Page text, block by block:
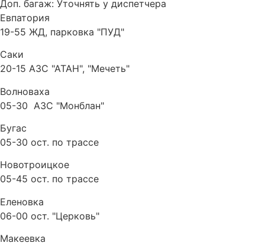
Доп. багаж: Уточнять у диспетчера
Евпатория
19-55 ЖД, парковка "ПУД"
Саки
20-15 АЗС "АТАН", "Мечеть"
Волноваха
05-30 АЗС "Монблан"
Бугас
05-30 ост. по трассе
Новотроицкое
05-45 ост. по трассе
Еленовка
06-00 ост. "Церковь"
Макеевка